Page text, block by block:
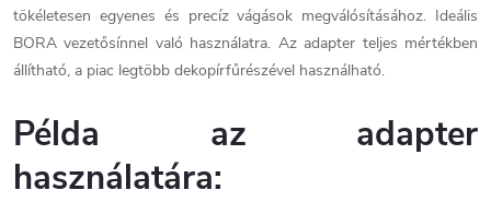
tökéletesen egyenes és precíz vágások megválósításához. Ideális
BORA vezetősínnel való használatra. Az adapter teljes mértékben
állítható, a piac legtöbb dekopírfűrészével használható.
Példa az adapter
használatára: